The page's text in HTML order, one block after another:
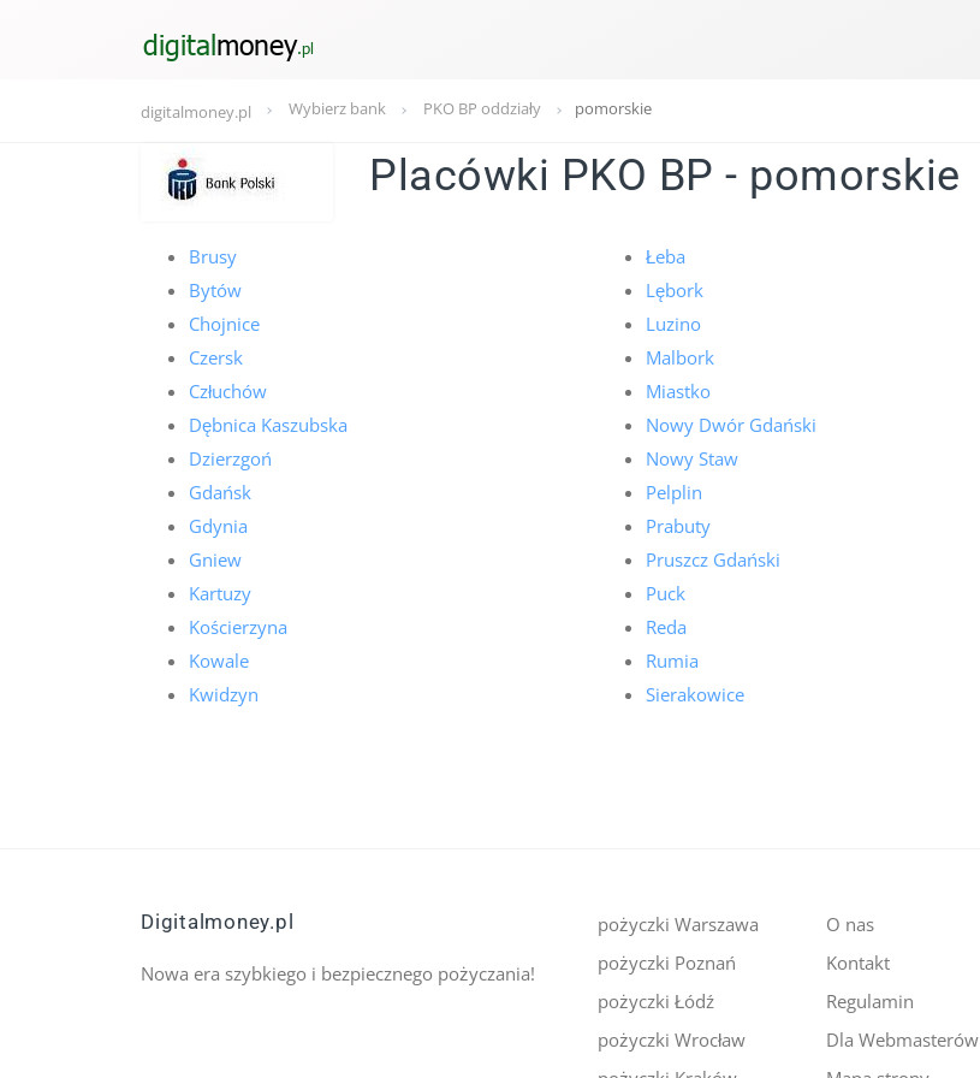
digitalmoney.pl Wybierz bank PKO BP oddziały pomorskie
Placówki PKO BP - pomorskie
Brusy
Bytów
Chojnice
Czersk
Człuchów
Dębnica Kaszubska
Dzierzgoń
Gdańsk
Gdynia
Gniew
Kartuzy
Kościerzyna
Kowale
Kwidzyn
Łeba
Lębork
Luzino
Malbork
Miastko
Nowy Dwór Gdański
Nowy Staw
Pelplin
Prabuty
Pruszcz Gdański
Puck
Reda
Rumia
Sierakowice
pożyczki Warszawa
pożyczki Poznań
pożyczki Łódź
pożyczki Wrocław
O nas
Kontakt
Regulamin
Dla Webmasterów
Digitalmoney.pl
Nowa era szybkiego i bezpiecznego pożyczania!